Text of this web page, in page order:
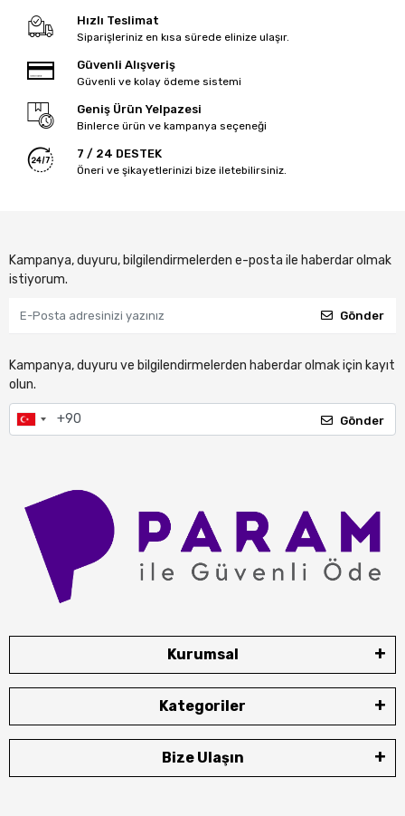
Hızlı Teslimat
Siparişleriniz en kısa sürede elinize ulaşır.
Güvenli Alışveriş
Güvenli ve kolay ödeme sistemi
Geniş Ürün Yelpazesi
Binlerce ürün ve kampanya seçeneği
7 / 24 DESTEK
Öneri ve şikayetlerinizi bize iletebilirsiniz.
Kampanya, duyuru, bilgilendirmelerden e-posta ile haberdar olmak
istiyorum.
Gönder
Kampanya, duyuru ve bilgilendirmelerden haberdar olmak için kayıt
olun.
Gönder
Kurumsal
Kategoriler
Bize Ulaşın